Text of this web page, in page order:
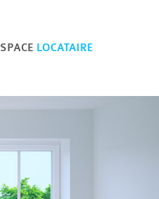
LOCATAIRE